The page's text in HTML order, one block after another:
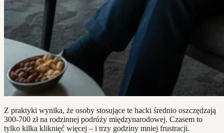
Z praktyki wynika, że osoby stosujące te hacki średnio oszczędzają
300-700 zł na rodzinnej podróży międzynarodowej. Czasem to
tylko kilka kliknięć więcej – i trzy godziny mniej frustracji.